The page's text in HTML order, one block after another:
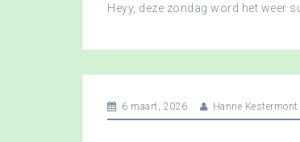
Heyy, deze zondag word het weer
6 maart, 2026 Hanne Kestermont